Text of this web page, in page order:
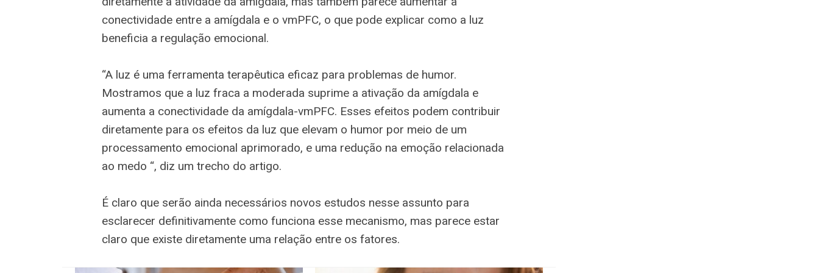
conectividade entre a amígdala e o vmPFC, o que pode explicar como a luz
beneficia a regulação emocional.
“A luz é uma ferramenta terapêutica eficaz para problemas de humor.
Mostramos que a luz fraca a moderada suprime a ativação da amígdala e
aumenta a conectividade da amígdala-vmPFC. Esses efeitos podem contribuir
diretamente para os efeitos da luz que elevam o humor por meio de um
processamento emocional aprimorado, e uma redução na emoção relacionada
ao medo “, diz um trecho do artigo.
É claro que serão ainda necessários novos estudos nesse assunto para
esclarecer definitivamente como funciona esse mecanismo, mas parece estar
claro que existe diretamente uma relação entre os fatores.